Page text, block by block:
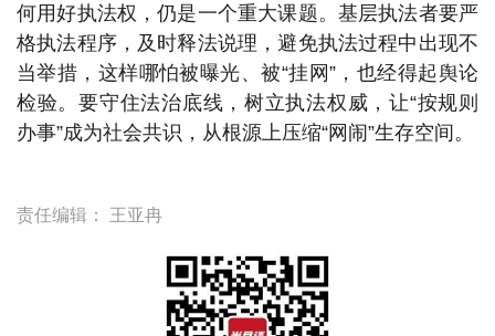
何用好执法权，仍是一个重大课题。基层执法者要严
格执法程序，及时释法说理，避免执法过程中出现不
当举措，这样哪怕被曝光、被“挂网”，也经得起舆论
检验。要守住法治底线，树立执法权威，让“按规则
办事”成为社会共识，从根源上压缩“网闹”生存空间。
责任编辑： 王亚冉